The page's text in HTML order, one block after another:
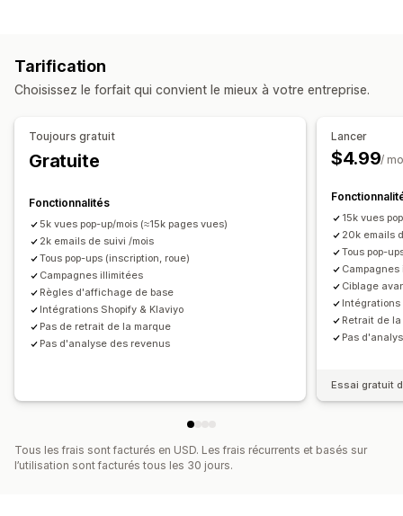
Jeux Sondages
Pop-ups personnalisés
Gestion des pop-ups
Outil d’édition
Liste de collecte de SMS
Déclencheurs et règles
Automatisations
Géolocalisation Segmentation
Analyses de données
Intention de sortie
E-mails de bienvenue E-mails de suivi
Recueil du consentement
Liste de collecte de SMS
Automatisations Ciblage Géolocalisation
Segmentation
Balisage Suivi Rapports
Tarification
Choisissez le forfait qui convient le mieux à votre entreprise.
Toujours gratuit
Gratuite
Fonctionnalités
5k vues pop-up/mois (≈15k pages vues)
2k emails de suivi /mois
Tous pop-ups (inscription, roue)
Campagnes illimitées
Règles d'affichage de base
Intégrations Shopify & Klaviyo
Pas de retrait de la marque
Pas d'analyse des revenus
Lancer
$4.99/
15k vues
20k emails
Tous pop-
Ciblage
Intégrations
Retrait de
Pas
Essai gratuit
Tous les frais sont facturés en USD. Les frais récurrents et basés sur
l’utilisation sont facturés tous les 30 jours.